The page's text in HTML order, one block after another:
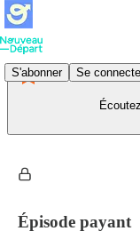
S'abonner Se
Épisode payant